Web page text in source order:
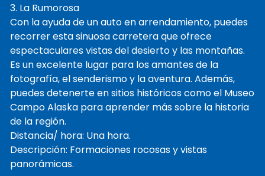
3. La Rumorosa
Con la ayuda de un auto en arrendamiento, puedes
recorrer esta sinuosa carretera que ofrece
espectaculares vistas del desierto y las montañas.
Es un excelente lugar para los amantes de la
fotografía, el senderismo y la aventura. Además,
puedes detenerte en sitios históricos como el Museo
Campo Alaska para aprender más sobre la historia
de la región.
Distancia/ hora: Una hora.
Descripción: Formaciones rocosas y vistas
panorámicas.